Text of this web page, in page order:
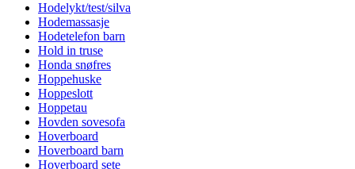
Hodelykt/test/silva
Hodemassasje
Hodetelefon barn
Hold in truse
Honda snøfres
Hoppehuske
Hoppeslott
Hoppetau
Hovden sovesofa
Hoverboard
Hoverboard barn
Hoverboard sete